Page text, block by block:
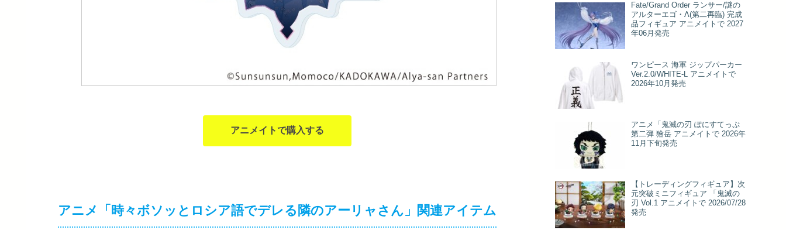
アニメイトで購入する
アニメ「時々ボソッとロシア語でデレる隣のアーリャさん」関連アイテム
Fate/Grand Order ランサー/謎の
アルターエゴ・Λ(第二再臨) 完成
品フィギュア アニメイトで 2027
年06月発売
ワンピース 海軍 ジップパーカー
Ver.2.0/WHITE-L アニメイトで
2026年10月発売
アニメ「鬼滅の刃 ぽにすてっぷ
第二弾 獪岳 アニメイトで 2026年
11月下旬発売
【トレーディングフィギュア】次
元突破ミニフィギュア 「鬼滅の
刃 Vol.1 アニメイトで 2026/07/28
発売